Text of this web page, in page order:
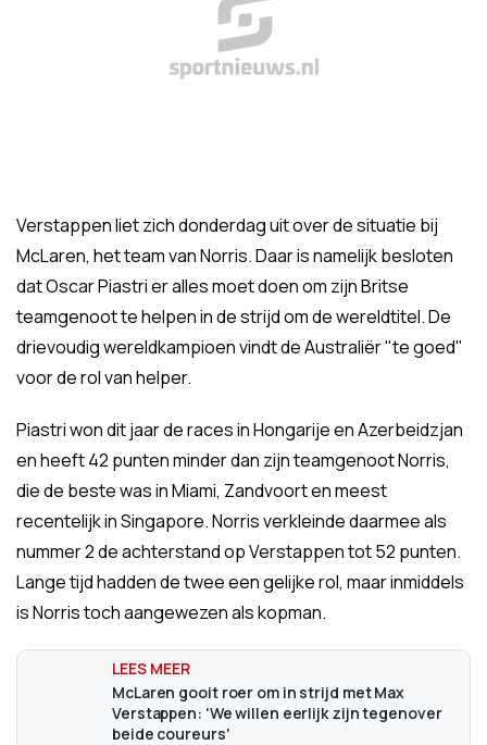
Verstappen liet zich donderdag uit over de situatie bij
McLaren, het team van Norris. Daar is namelijk besloten
dat Oscar Piastri er alles moet doen om zijn Britse
teamgenoot te helpen in de strijd om de wereldtitel. De
drievoudig wereldkampioen vindt de Australiër "te goed"
voor de rol van helper.
Piastri won dit jaar de races in Hongarije en Azerbeidzjan
en heeft 42 punten minder dan zijn teamgenoot Norris,
die de beste was in Miami, Zandvoort en meest
recentelijk in Singapore. Norris verkleinde daarmee als
nummer 2 de achterstand op Verstappen tot 52 punten.
Lange tijd hadden de twee een gelijke rol, maar inmiddels
is Norris toch aangewezen als kopman.
McLaren gooit roer om in strijd met Max
Verstappen: 'We willen eerlijk zijn tegenover
beide coureurs'